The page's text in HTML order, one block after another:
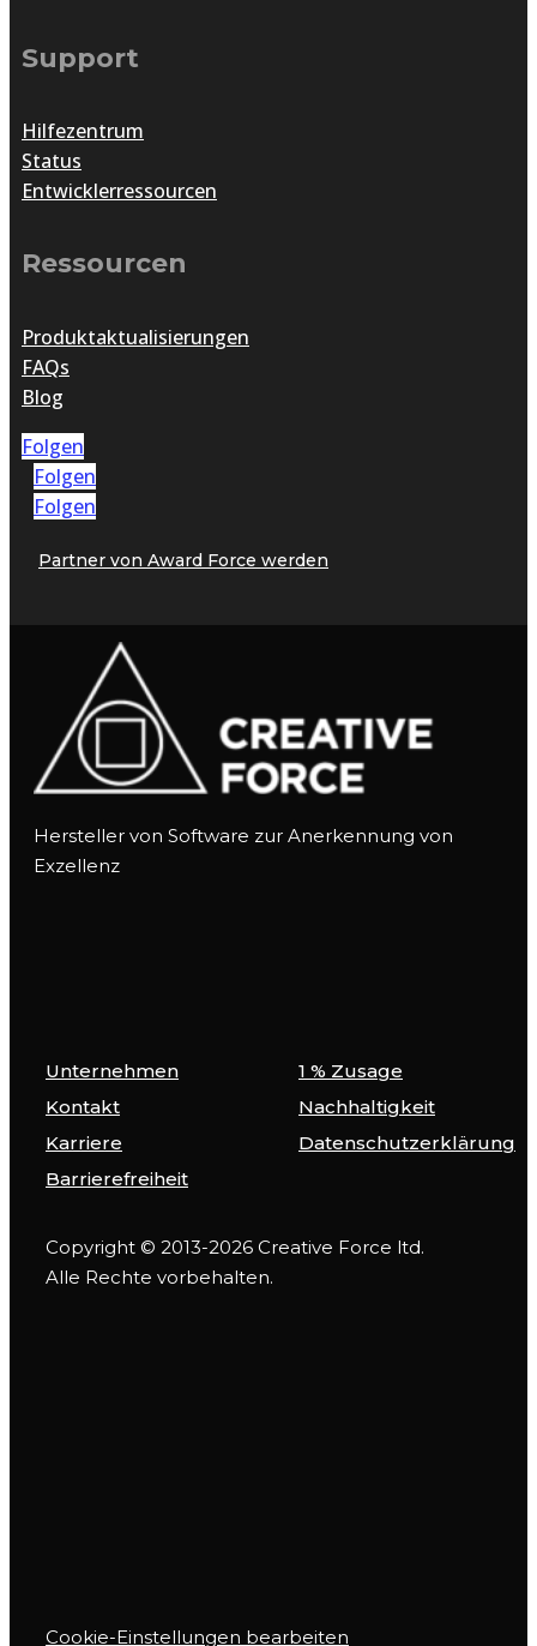
Support
Hilfezentrum
Status
Entwicklerressourcen
Ressourcen
Produktaktualisierungen
FAQs
Blog
Folgen
Folgen
Folgen
Partner von Award Force werden
Hersteller von Software zur Anerkennung von
Exzellenz
Unternehmen
1 % Zusage
Kontakt
Nachhaltigkeit
Karriere
Datenschutzerklärung
Barrierefreiheit
Copyright © 2013-2026 Creative Force ltd.
Alle Rechte vorbehalten.
Cookie-Einstellungen bearbeiten